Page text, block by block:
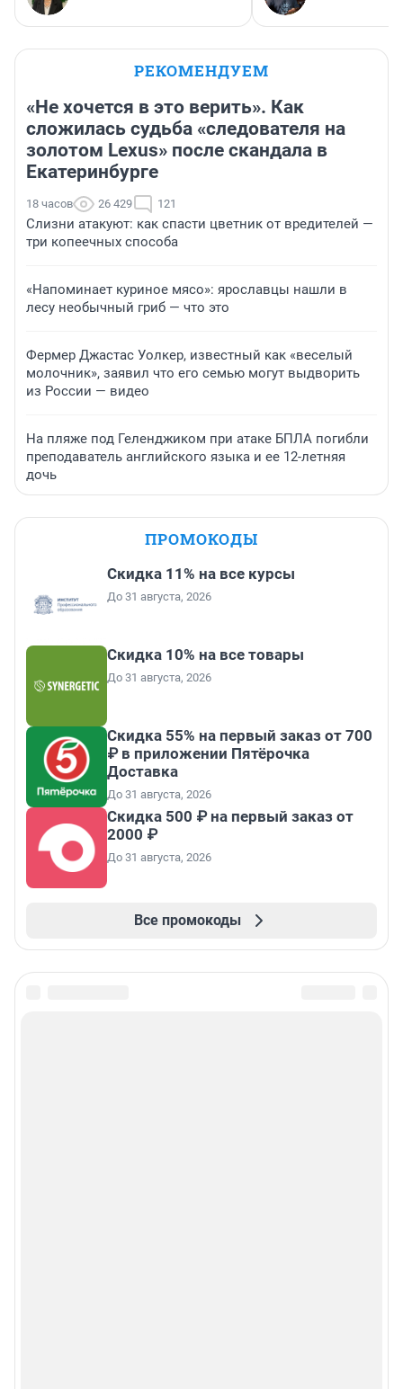
РЕКОМЕНДУЕМ
«Не хочется в это верить». Как
сложилась судьба «следователя на
золотом Lexus» после скандала в
Екатеринбурге
18 часов 26 429 121
Слизни атакуют: как спасти цветник от вредителей —
три копеечных способа
«Напоминает куриное мясо»: ярославцы нашли в
лесу необычный гриб — что это
Фермер Джастас Уолкер, известный как «веселый
молочник», заявил что его семью могут выдворить
из России — видео
На пляже под Геленджиком при атаке БПЛА погибли
преподаватель английского языка и ее 12-летняя
дочь
ПРОМОКОДЫ
Скидка 11% на все курсы
До 31 августа, 2026
Скидка 10% на все товары
До 31 августа, 2026
Скидка 55% на первый заказ от 700
₽ в приложении Пятёрочка
Доставка
До 31 августа, 2026
Скидка 500 ₽ на первый заказ от
2000 ₽
До 31 августа, 2026
Все промокоды